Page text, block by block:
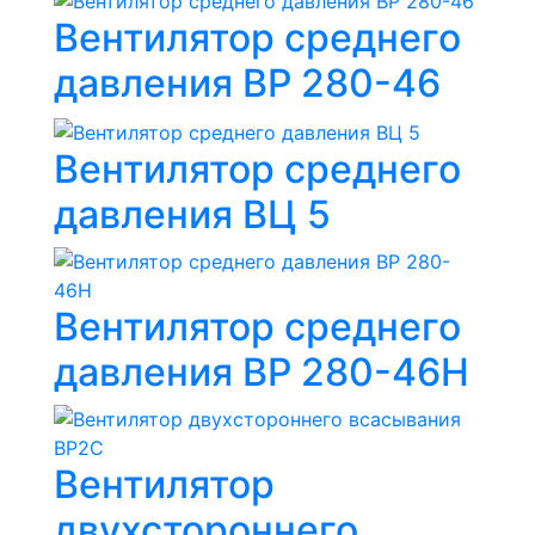
Вентилятор среднего
давления ВР 280-46
Вентилятор среднего
давления ВЦ 5
Вентилятор среднего
давления ВР 280-46Н
Вентилятор